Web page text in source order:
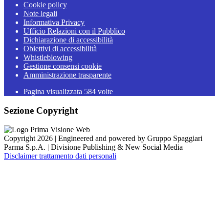
Cookie policy
Note legali
Informativa Privacy
Ufficio Relazioni con il Pubblico
Dichiarazione di accessibilità
Obiettivi di accessibilità
Whistleblowing
Gestione consensi cookie
Amministrazione trasparente
Pagina visualizzata 584 volte
Sezione Copyright
Copyright 2026 | Engineered and powered by Gruppo Spaggiari
Parma S.p.A. | Divisione Publishing & New Social Media
Disclaimer trattamento dati personali